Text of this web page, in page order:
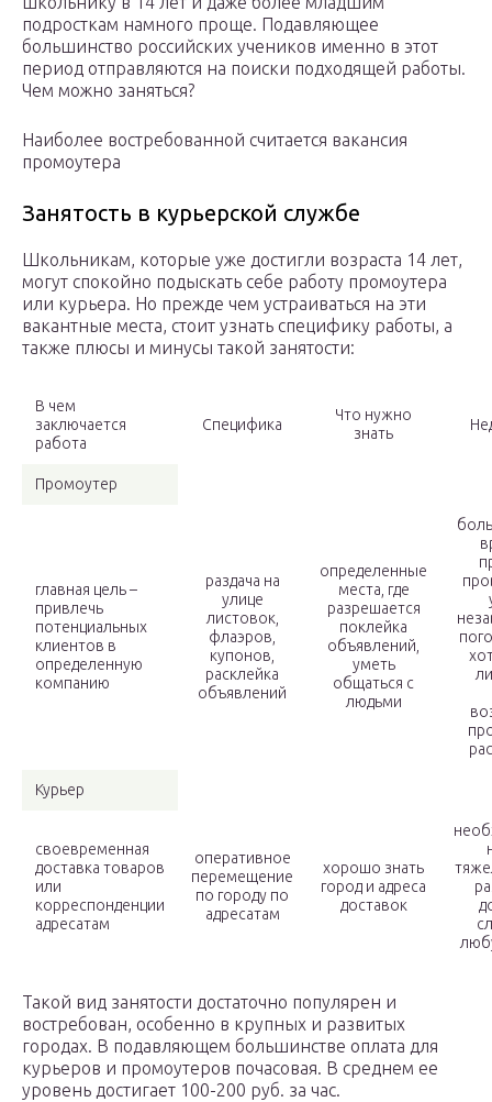
подросткам намного проще. Подавляющее
большинство российских учеников именно в этот
период отправляются на поиски подходящей работы.
Чем можно заняться?
Наиболее востребованной считается вакансия
промоутера
Занятость в курьерской службе
Школьникам, которые уже достигли возраста 14 лет,
могут спокойно подыскать себе работу промоутера
или курьера. Но прежде чем устраиваться на эти
вакантные места, стоит узнать специфику работы, а
также плюсы и минусы такой занятости:
В чем
заключается
работа
Специфика
Что нужно
знать
Промоутер
главная цель –
привлечь
потенциальных
клиентов в
определенную
компанию
раздача на
улице
листовок,
флаэров,
купонов,
расклейка
объявлений
определенные
места, где
разрешается
поклейка
объявлений,
уметь
общаться с
людьми
Курьер
своевременная
доставка товаров
или
корреспонденции
адресатам
оперативное
перемещение
по городу по
адресатам
хорошо знать
город и адреса
доставок
Такой вид занятости достаточно популярен и
востребован, особенно в крупных и развитых
городах. В подавляющем большинстве оплата для
курьеров и промоутеров почасовая. В среднем ее
уровень достигает 100-200 руб. за час.